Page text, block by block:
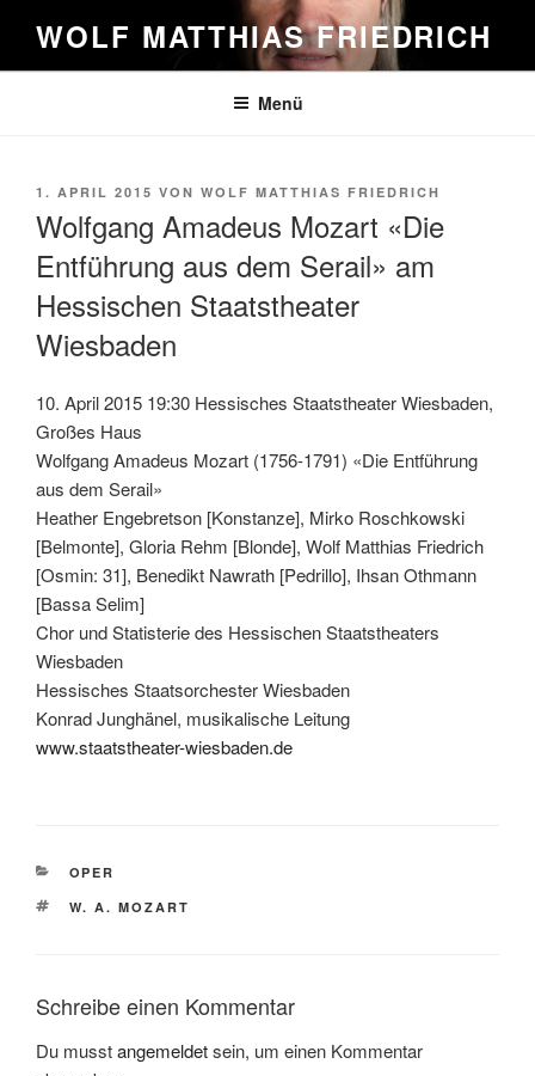
Inhalt
springen
WOLF MATTHIAS FRIEDRICH
Menü
VERÖFFENTLICHT
1. APRIL 2015 VON WOLF MATTHIAS FRIEDRICH
Wolfgang Amadeus Mozart «Die
Entführung aus dem Serail» am
Hessischen Staatstheater
Wiesbaden
10. April 2015 19:30 Hessisches Staatstheater Wiesbaden,
Großes Haus
Wolfgang Amadeus Mozart (1756-1791) «Die Entführung
aus dem Serail»
Heather Engebretson [Konstanze], Mirko Roschkowski
[Belmonte], Gloria Rehm [Blonde], Wolf Matthias Friedrich
[Osmin: 31], Benedikt Nawrath [Pedrillo], Ihsan Othmann
[Bassa Selim]
Chor und Statisterie des Hessischen Staatstheaters
Wiesbaden
Hessisches Staatsorchester Wiesbaden
Konrad Junghänel, musikalische Leitung
www.staatstheater-wiesbaden.de
KATEGORIEN
OPER
SCHLAGWÖRTER
W. A. MOZART
Schreibe einen Kommentar
Du musstangemeldetsein, um einen Kommentar